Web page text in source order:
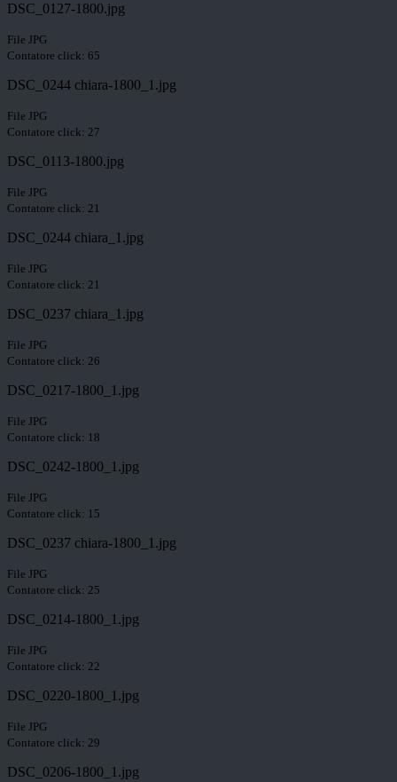
DSC_0127-1800.jpg
File JPG
Contatore click: 65
DSC_0244 chiara-1800_1.jpg
File JPG
Contatore click: 27
DSC_0113-1800.jpg
File JPG
Contatore click: 21
DSC_0244 chiara_1.jpg
File JPG
Contatore click: 21
DSC_0237 chiara_1.jpg
File JPG
Contatore click: 26
DSC_0217-1800_1.jpg
File JPG
Contatore click: 18
DSC_0242-1800_1.jpg
File JPG
Contatore click: 15
DSC_0237 chiara-1800_1.jpg
File JPG
Contatore click: 25
DSC_0214-1800_1.jpg
File JPG
Contatore click: 22
DSC_0220-1800_1.jpg
File JPG
Contatore click: 29
DSC_0206-1800_1.jpg